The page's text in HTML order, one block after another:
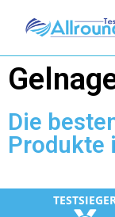
Die
Produkte